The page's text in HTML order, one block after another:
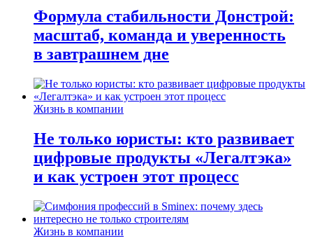
Формула стабильности Донстрой:
масштаб, команда и уверенность
в завтрашнем дне
Жизнь в компании
Не только юристы: кто развивает
цифровые продукты «Легалтэка»
и как устроен этот процесс
Жизнь в компании